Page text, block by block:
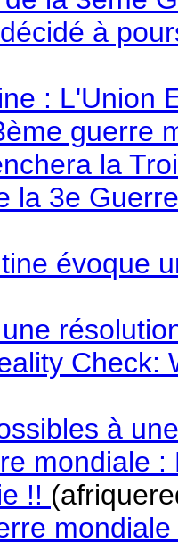
à
: L'Union
guerre
la
la 3e
évoque
Check:
à
mondiale
!!